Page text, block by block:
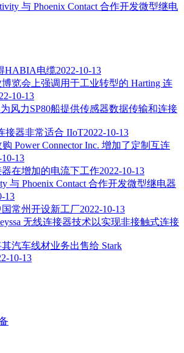
与 Phoenix Contact 合作开发微型继电
HABIA电缆2022-10-13
览会上强调用于工业转型的 Harting 连
10-13
风力SP80船提供传感器数据传输和连接
接器非常适合 IIoT2022-10-13
Power Connector Inc. 增加了定制互连
10-13
在增加的电流下工作2022-10-13
与 Phoenix Contact 合作开发微型继电器
13
常州开设新工厂2022-10-13
无线连接器技术以实现非接触式连接
汽车线材业务出售给 Stark
10-13